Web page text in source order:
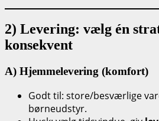
2) Levering: vælg én
konsekvent
A) Hjemmelevering (komfort)
Godt til: store/besværlige
børneudstyr.